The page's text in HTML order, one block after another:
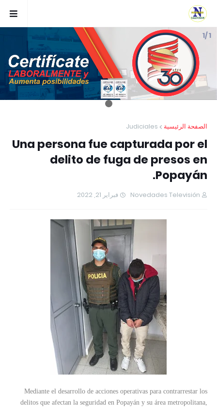
1 /1
الصفحة الرئيسية Judiciales
Una persona fue capturada por el
delito de fuga de presos en
Popayán.
Novedades Televisión فبراير 21, 2022
Mediante el desarrollo de acciones operativas para contrarrestar los
delitos que afectan la seguridad en Popayán y su área metropolitana,